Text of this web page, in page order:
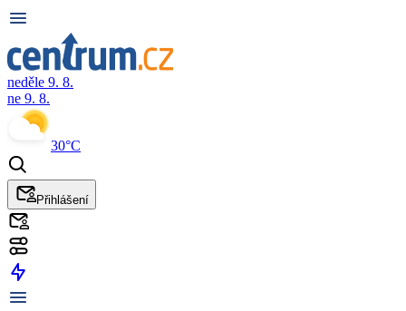
neděle 9. 8.
ne 9. 8.
30°C
Přihlášení